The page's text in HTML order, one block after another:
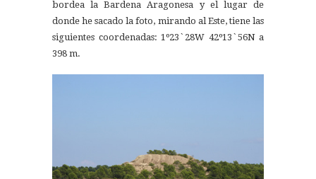
bordea la Bardena Aragonesa y el lugar de
donde he sacado la foto, mirando al Este, tiene las
siguientes coordenadas: 1º23`28W 42º13`56N a
398 m.